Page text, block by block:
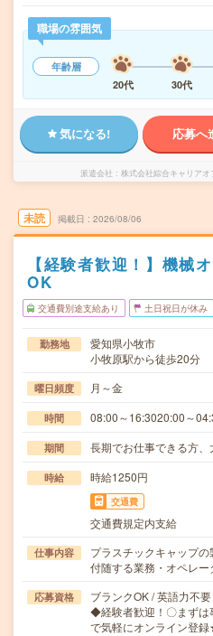
職場の雰囲気
年齢層
20代
30代
気になる! 応募へ
派遣会社 株式会社綜合キャリア
未読 掲載日 2026/08/06
【経験者歓迎！】機械
OK
交通費別途支給あり 土日祝日が休み
勤務地
愛知県小牧市
小牧原駅から徒歩20分
曜日頻度 月～金
時間 08:00～16:3020:00～
期間 長期でお仕事できる方、
時給 時給1250円
交通費
交通費規定内支給
仕事内容
プラスチックキャップ
付随する業務・オペレ
応募資格
ブランクOK / 英語力不要
◆経験者歓迎！〇まずは
で気軽にオンライン登